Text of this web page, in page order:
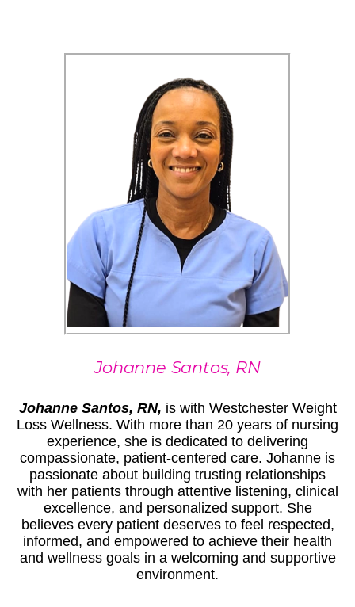
Johanne Santos, RN
Johanne Santos, RN, is with Westchester Weight
Loss Wellness. With more than 20 years of nursing
experience, she is dedicated to delivering
compassionate, patient-centered care. Johanne is
passionate about building trusting relationships
with her patients through attentive listening, clinical
excellence, and personalized support. She
believes every patient deserves to feel respected,
informed, and empowered to achieve their health
and wellness goals in a welcoming and supportive
environment.